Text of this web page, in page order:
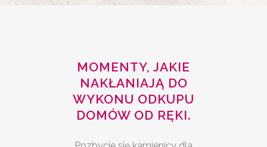
MOMENTY, JAKIE
NAKŁANIAJĄ DO
WYKONU ODKUPU
DOMÓW OD RĘKI.